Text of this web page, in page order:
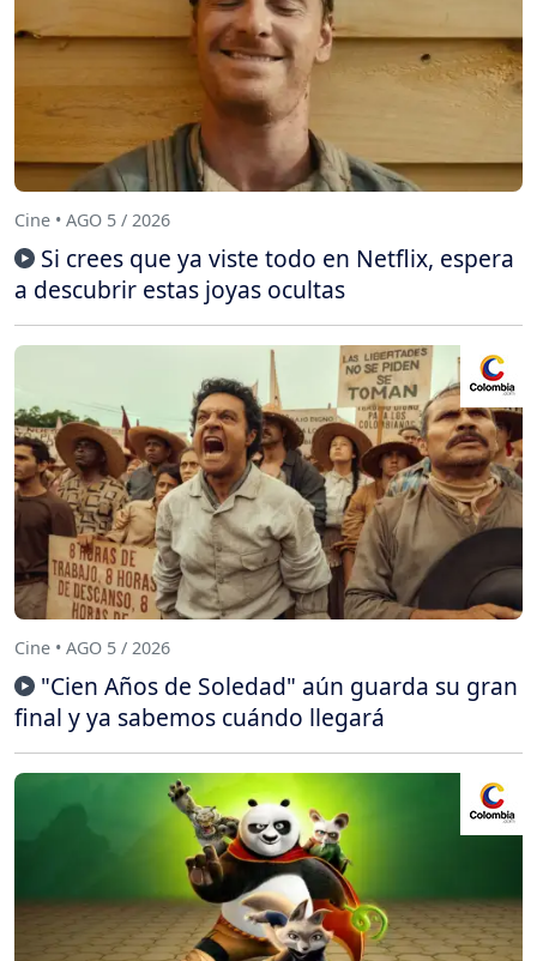
Cine • AGO 5 / 2026
Si crees que ya viste todo en Netflix, espera
a descubrir estas joyas ocultas
Cine • AGO 5 / 2026
"Cien Años de Soledad" aún guarda su gran
final y ya sabemos cuándo llegará